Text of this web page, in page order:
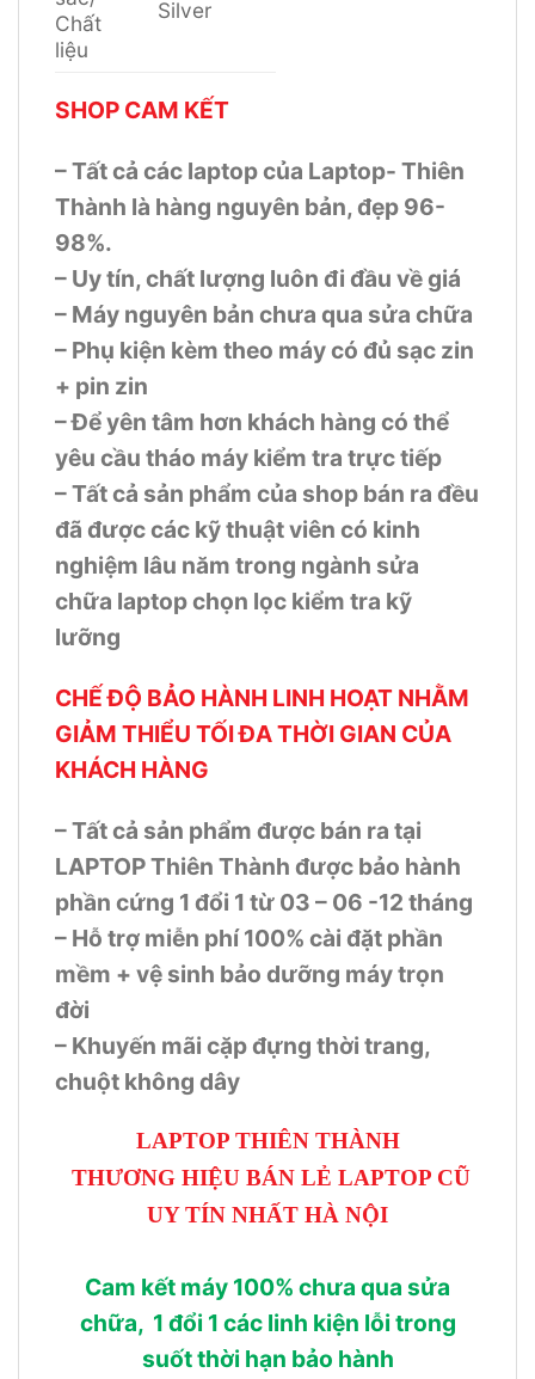
Chất
liệu
Silver
SHOP CAM KẾT
– Tất cả các laptop của Laptop- Thiên
Thành là hàng nguyên bản, đẹp 96-
98%.
– Uy tín, chất lượng luôn đi đầu về giá
– Máy nguyên bản chưa qua sửa chữa
– Phụ kiện kèm theo máy có đủ sạc zin
+ pin zin
– Để yên tâm hơn khách hàng có thể
yêu cầu tháo máy kiểm tra trực tiếp
– Tất cả sản phẩm của shop bán ra đều
đã được các kỹ thuật viên có kinh
nghiệm lâu năm trong ngành sửa
chữa laptop chọn lọc kiểm tra kỹ
lưỡng
CHẾ ĐỘ BẢO HÀNH LINH HOẠT NHẰM
GIẢM THIỂU TỐI ĐA THỜI GIAN CỦA
KHÁCH HÀNG
– Tất cả sản phẩm được bán ra tại
LAPTOP Thiên Thành được bảo hành
phần cứng 1 đổi 1 từ 03 – 06 -12 tháng
– Hỗ trợ miễn phí 100% cài đặt phần
mềm + vệ sinh bảo dưỡng máy trọn
đời
– Khuyến mãi cặp đựng thời trang,
chuột không dây
LAPTOP THIÊN THÀNH
THƯƠNG HIỆU BÁN LẺ LAPTOP CŨ
UY TÍN NHẤT HÀ NỘI
Cam kết máy 100% chưa qua sửa
chữa, 1 đổi 1 các linh kiện lỗi trong
suốt thời hạn bảo hành